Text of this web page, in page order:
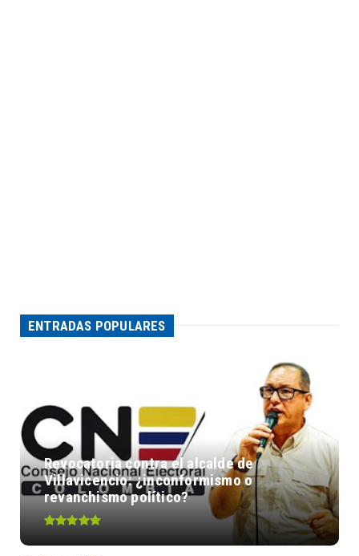
ENTRADAS POPULARES
Revocatoria contra el alcalde de
Villavicencio: ¿inconformismo o
revanchismo político?